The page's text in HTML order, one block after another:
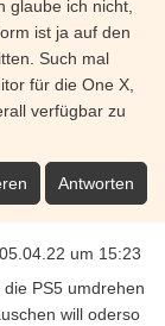
glaube ich nicht,
ist ja auf den
Such mal
für die One X,
verfügbar zu
Antworten
05.04.22 um 15:23
PS5 umdrehen
will oderso